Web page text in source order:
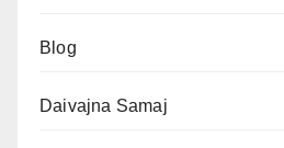
Blog
Daivajna Samaj